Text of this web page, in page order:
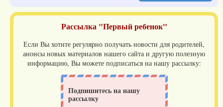
Рассылка "Первый ребенок"
Если Вы хотите регулярно получать новости для родителей,
анонсы новых материалов нашего сайта и другую полезную
информацию, Вы можете подписаться на нашу рассылку: